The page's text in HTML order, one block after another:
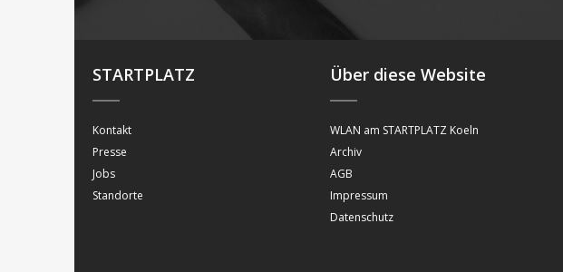
STARTPLATZ
Kontakt
Presse
Jobs
Standorte
Über diese Website
WLAN am STARTPLATZ Koeln
Archiv
AGB
Impressum
Datenschutz